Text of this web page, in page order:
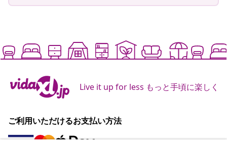
Live it up for less もっと手頃に楽しく
ご利用いただけるお支払い方法